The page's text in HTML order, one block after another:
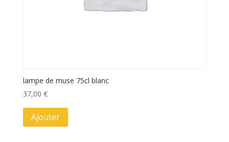
lampe de muse 75cl blanc
37,00 €
Ajouter